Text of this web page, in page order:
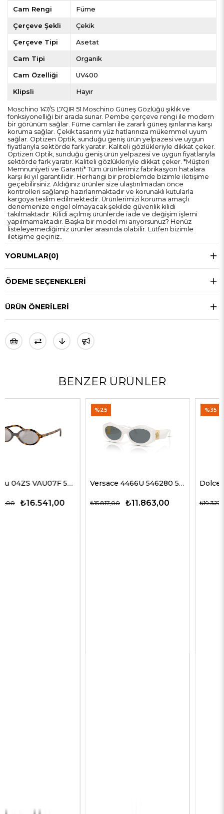
Cam Rengi Füme
Çerçeve Şekli Çekik
Çerçeve Tipi Asetat
Cam Tipi Organik
Cam Özelliği UV400
Klipsli Hayır
Moschino 147/S L7QIR 51 Moschino Güneş Gözlüğü şıklık ve
fonksiyonelliği bir arada sunar. Pembe çerçeve rengi ile modern
bir görünüm sağlar. Füme camları ile zararlı güneş ışınlarına karşı
koruma sağlar. Çekik tasarımı yüz hatlarınıza mükemmel uyum
sağlar. Optizen Optik, sunduğu geniş ürün yelpazesi ve uygun
fiyatlarıyla sektörde fark yaratır. Kaliteli gözlükleriyle dikkat çeker.
Optizen Optik, sunduğu geniş ürün yelpazesi ve uygun fiyatlarıyla
sektörde fark yaratır. Kaliteli gözlükleriyle dikkat çeker. *Müşteri
Memnuniyeti ve Garanti* Tüm ürünlerimiz fabrikasyon hatalara
karşı iki yıl garantilidir. Herhangi bir problemde bizimle iletişime
geçebilirsiniz. Aldığınız ürünler size ulaştırılmadan önce
kontrolleri sağlanıp hazırlanmaktadır ve korunaklı kutularla
kargoya teslim edilmektedir. Ürünlerimizi koruma amaçlı
denemenize engel olmayacak şekilde güvenlik kilidi
takılmaktadır. Kilidi açılmış ürünlerde iade ve değişim işlemi
yapılmamaktadır. Başka bir model mi arıyorsunuz? Henüz
listeleyemediğimiz ürünler arasında olabilir. Lütfen bizimle
iletişime geçiniz..
YORUMLAR(0)
ÖDEME SEÇENEKLERI
ÜRÜN ÖNERILERI
BENZER ÜRÜNLER
Versace 4466U 546280 54 G Kadın Güneş Gözlükleri
₺11.863,00
₺15.817,00
Dolce Gabbana 4469 501/87 59 G Kadın Güneş Gözlükleri
₺12.563,00
₺19.327,00